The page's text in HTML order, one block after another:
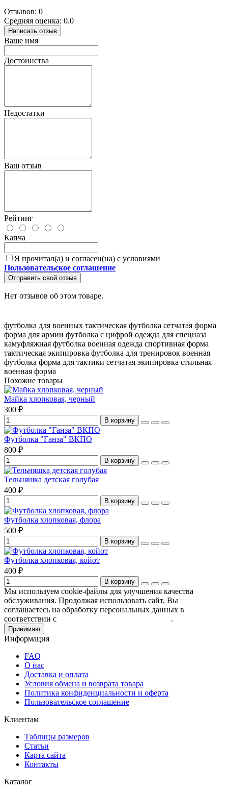
Отзывов: 0
Средняя оценка: 0.0
Написать отзыв
Ваше имя
Достоинства
Недостатки
Ваш отзыв
Рейтинг
Капча
Я прочитал(а) и согласен(на) с условиями
Пользовательское соглашение
Отправить свой отзыв
Нет отзывов об этом товаре.
футболка для военных тактическая футболка сетчатая форма
форма для армии футболка с цифрой одежда для спецназа
камуфляжная футболка военная одежда спортивная форма
тактическая экипировка футболка для тренировок военная
футболка форма для тактики сетчатая экипировка стильная
военная форма
Похожие товары
Майка хлопковая, черный
300 ₽
В корзину
Футболка "Ганза" ВКПО
800 ₽
В корзину
Тельняшка детская голубая
400 ₽
В корзину
Футболка хлопковая, флора
500 ₽
В корзину
Футболка хлопковая, койот
400 ₽
В корзину
Мы используем cookie-файлы для улучшения качества
обслуживания. Продолжая использовать сайт, Вы
соглашаетесь на обработку персональных данных в
соответствии с
.
Принимаю
Информация
FAQ
О нас
Доставка и оплата
Условия обмена и возврата товара
Политика конфиденциальности и оферта
Пользовательское соглашение
Клиентам
Таблицы размеров
Статьи
Карта сайта
Контакты
Каталог